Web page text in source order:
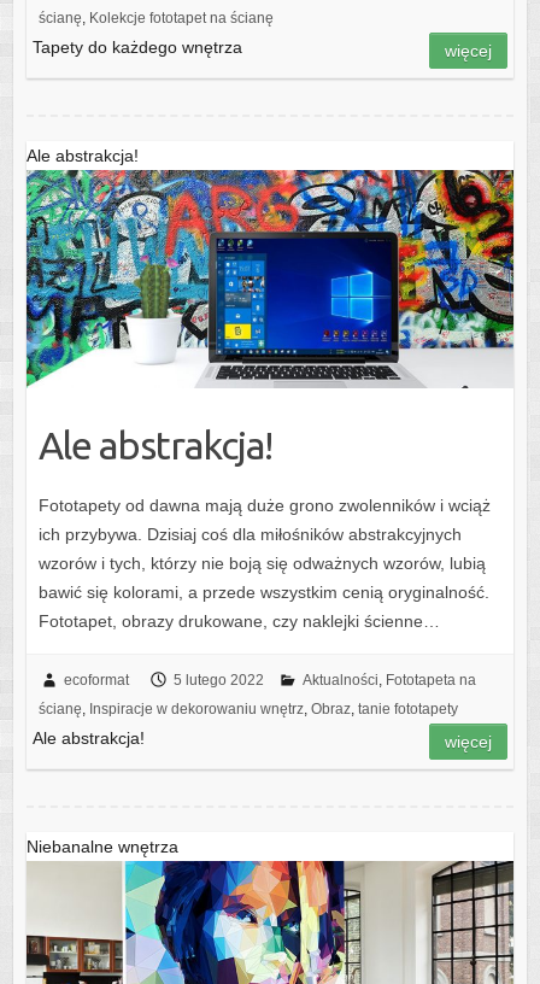
ścianę, Kolekcje fototapet na ścianę
Tapety do każdego wnętrza więcej
Ale abstrakcja!
Ale abstrakcja!
Fototapety od dawna mają duże grono zwolenników i wciąż
ich przybywa. Dzisiaj coś dla miłośników abstrakcyjnych
wzorów i tych, którzy nie boją się odważnych wzorów, lubią
bawić się kolorami, a przede wszystkim cenią oryginalność.
Fototapet, obrazy drukowane, czy naklejki ścienne…
ecoformat 5 lutego 2022 Aktualności, Fototapeta na
ścianę, Inspiracje w dekorowaniu wnętrz, Obraz, tanie fototapety
Ale abstrakcja! więcej
Niebanalne wnętrza